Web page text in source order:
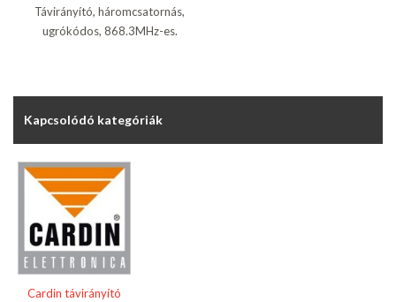
Távirányító, háromcsatornás,
ugrókódos, 868.3MHz-es.
Kapcsolódó kategóriák
Cardin távirányító